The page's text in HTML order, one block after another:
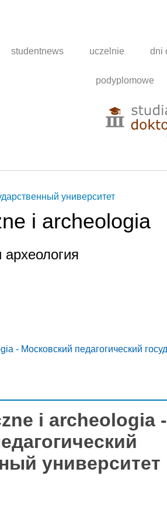
studentnews uczelnie dni
podyplomowe
университет
i archeologia
археология
- Московский педагогический
i archeologia -
университет